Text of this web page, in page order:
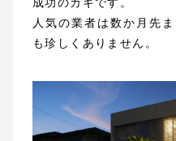
成功のカギです。
人気の業者は数か月先
も珍しくありません。